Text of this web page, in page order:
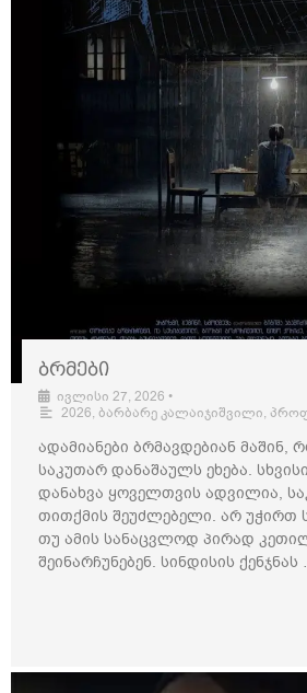
ბრმები
ივლისი 27, 2026 •
2026, ბარბარე კალაიჯიშვილი,
ადამიანები ბრმავდებიან მაშინ,
საკუთარ დანაშაულს ეხება.
დანახვა ყოველთვის ადვილია,
თითქმის შეუძლებელი. არ უჭირთ
თუ ამის სანაცვლოდ პირად
შეინარჩუნებენ. სინდისის ქენჯნას